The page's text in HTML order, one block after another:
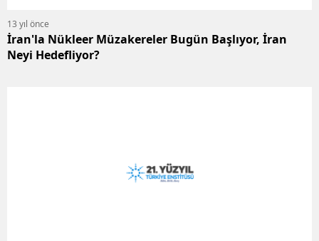
13 yıl önce
İran'la Nükleer Müzakereler Bugün Başlıyor, İran
Neyi Hedefliyor?